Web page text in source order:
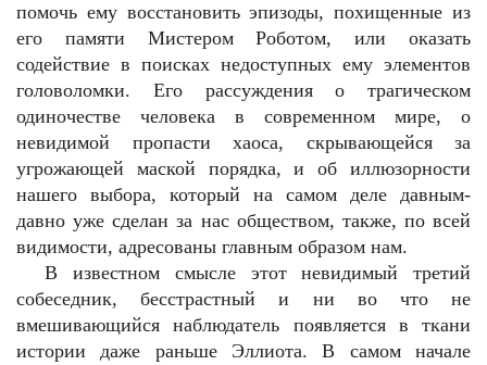
помочь ему восстановить эпизоды, похищенные из
его памяти Мистером Роботом, или оказать
содействие в поисках недоступных ему элементов
головоломки. Его рассуждения о трагическом
одиночестве человека в современном мире, о
невидимой пропасти хаоса, скрывающейся за
угрожающей маской порядка, и об иллюзорности
нашего выбора, который на самом деле давным-
давно уже сделан за нас обществом, также, по всей
видимости, адресованы главным образом нам.
В известном смысле этот невидимый третий
собеседник, бесстрастный и ни во что не
вмешивающийся наблюдатель появляется в ткани
истории даже раньше Эллиота. В самом начале